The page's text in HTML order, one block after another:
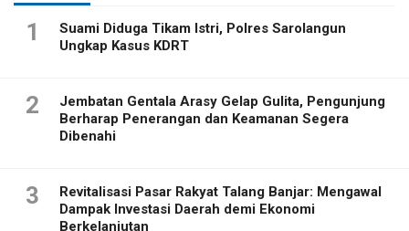
1
Suami Diduga Tikam Istri, Polres Sarolangun
Ungkap Kasus KDRT
2
Jembatan Gentala Arasy Gelap Gulita, Pengunjung
Berharap Penerangan dan Keamanan Segera
Dibenahi
3
Revitalisasi Pasar Rakyat Talang Banjar: Mengawal
Dampak Investasi Daerah demi Ekonomi
Berkelanjutan